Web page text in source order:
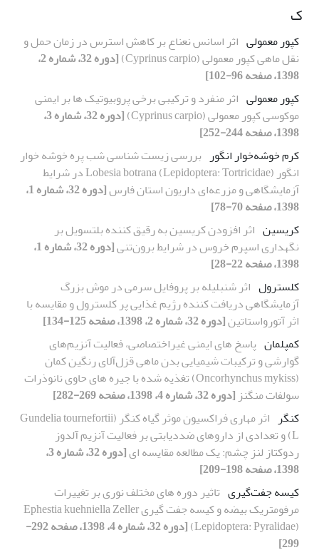
ک
کپور معمولی اثر اسانس نعناع بر کاهش استرس در زمان حمل و
نقل ماهی کپور معمولی (Cyprinus carpio)
[دوره 32، شماره 2،
1398، صفحه 96-102]
کپور معمولی اثر منفرد و ترکیبی برخی پروبیوتیک ها بر ایمنی
موکوسی کپور معمولی (Cyprinus carpio)
[دوره 32، شماره 3،
1398، صفحه 244-252]
کرم خوشه‌خوار انگور بررسی‌ زیست شناسی شب پره خوشه خوار
انگور Lobesia botrana (Lepidoptera: Tortricidae) در شرایط
آزمایشگاهی و مزرعه‌ای داریون استان فارس
[دوره 32، شماره 1،
1398، صفحه 70-78]
کریسین اثر افزودن کریسین به رقیق کننده بلتسویل بر
نگهداری اسپرم خروس در شرایط برون‌تنی
[دوره 32، شماره 1،
1398، صفحه 22-28]
کلسترول اثر شنبلیله بر پروفایل سرمی در موش بزرگ
آزمایشگاهی دریافت کننده رژیم غذایی پر کلسترول و مقایسه با
اثر آتورواستاتین[دوره 32، شماره 2، 1398، صفحه 125-134]
کمپلمان پاسخ های ایمنی غیر‌اختصاصی، فعالیت آنزیم‌های
گوارشی و ترکیبات شیمیایی بدن ماهی قزل‌آلای رنگین کمان
(Oncorhynchus mykiss) تغذیه شده با جیره های حاوی نانوذرات
سولفات منگنز [دوره 32، شماره 4، 1398، صفحه 269-282]
کنگر
اثر مهاری فراکسیون موثر گیاه کنگر (Gundelia tournefortii
L) و تعدادی از داروهای ضددیابتی بر فعالیت آنزیم آلدوز
ردوکتاز لنز چشم: یک مطالعه مقایسه ای
[دوره 32، شماره 3،
1398، صفحه 198-209]
کیسه جفت‌گیری تاثیر دوره های مختلف نوری بر تغییرات
مرفومتریک بیضه و کیسه جفت گیری Ephestia kuehniella Zeller
(Lepidoptera: Pyralidae)
[دوره 32، شماره 4، 1398، صفحه 292-
299]